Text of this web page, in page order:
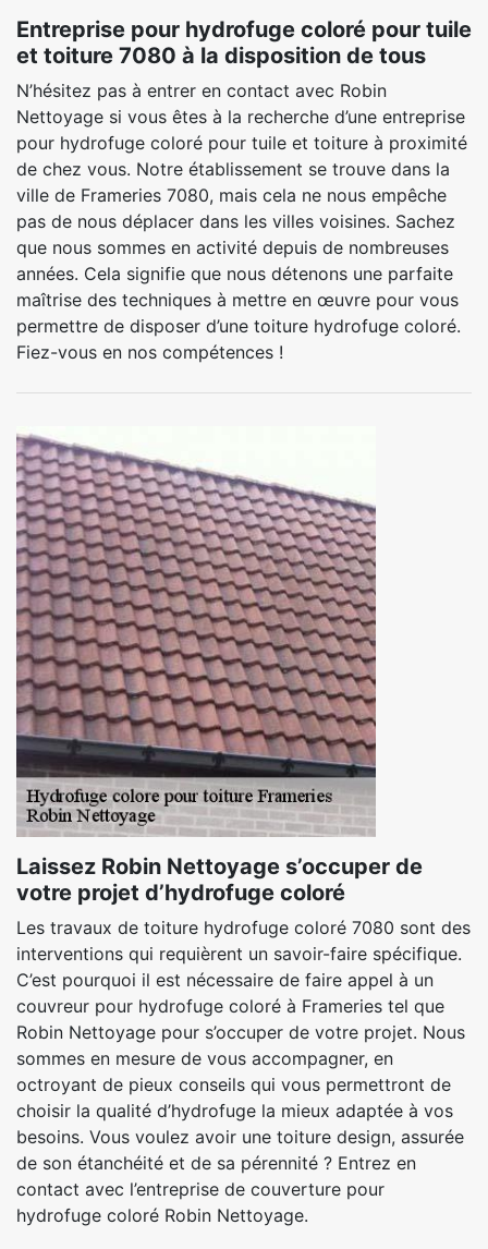
Entreprise pour hydrofuge coloré pour tuile
et toiture 7080 à la disposition de tous
N’hésitez pas à entrer en contact avec Robin
Nettoyage si vous êtes à la recherche d’une entreprise
pour hydrofuge coloré pour tuile et toiture à proximité
de chez vous. Notre établissement se trouve dans la
ville de Frameries 7080, mais cela ne nous empêche
pas de nous déplacer dans les villes voisines. Sachez
que nous sommes en activité depuis de nombreuses
années. Cela signifie que nous détenons une parfaite
maîtrise des techniques à mettre en œuvre pour vous
permettre de disposer d’une toiture hydrofuge coloré.
Fiez-vous en nos compétences !
Laissez Robin Nettoyage s’occuper de
votre projet d’hydrofuge coloré
Les travaux de toiture hydrofuge coloré 7080 sont des
interventions qui requièrent un savoir-faire spécifique.
C’est pourquoi il est nécessaire de faire appel à un
couvreur pour hydrofuge coloré à Frameries tel que
Robin Nettoyage pour s’occuper de votre projet. Nous
sommes en mesure de vous accompagner, en
octroyant de pieux conseils qui vous permettront de
choisir la qualité d’hydrofuge la mieux adaptée à vos
besoins. Vous voulez avoir une toiture design, assurée
de son étanchéité et de sa pérennité ? Entrez en
contact avec l’entreprise de couverture pour
hydrofuge coloré Robin Nettoyage.